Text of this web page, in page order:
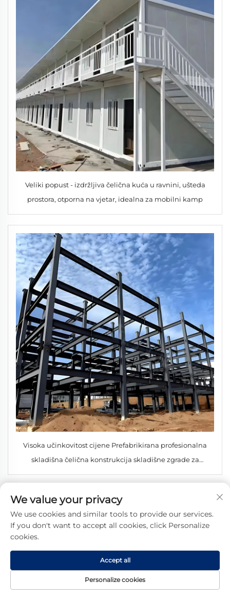
Veliki popust - izdržljiva čelična kuća u ravnini, ušteda
prostora, otporna na vjetar, idealna za mobilni kamp
Visoka učinkovitost cijene Prefabrikirana profesionalna
skladišna čelična konstrukcija skladišne zgrade za
posebne projekte
We value your privacy
We use cookies and similar tools to provide our services.
If you don't want to accept all cookies, click Personalize
cookies.
Personalize cookies
Accept all